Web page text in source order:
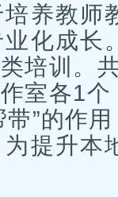
养教师
化成长
培训。
室各1
带”的作
提升本